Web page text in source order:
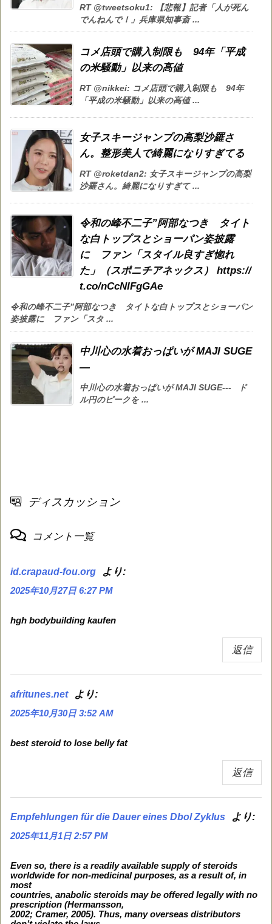
RT @tweetsoku1: 【悲報】記者「人が死ん
でんねんで！」兵庫県知事斎 ...
コメ店頭で購入制限も 94年「平成
の米騒動」以来の高値
RT @nikkei: コメ店頭で購入制限も 94年
「平成の米騒動」以来の高値 ...
女子スキージャンプの高梨沙羅さ
ん。整形美人で綺麗になりすぎてる
RT @roketdan2: 女子スキージャンプの高梨
沙羅さん。綺麗になりすぎて ...
令和の峰不二子”阿部なつき タイト
な白トップスとショーパン姿披露
に ファン「スタイル良すぎ惚れ
た」（スポニチアネックス） https://
t.co/nCcNlFgGAe
令和の峰不二子”阿部なつき タイトな白トップスとショーパン
姿披露に ファン「スタ ...
中川心の水着おっぱいが MAJI SUGE
—
中川心の水着おっぱいが MAJI SUGE--- ド
ル円のピークを ...
ディスカッション
コメント一覧
id.crapaud-fou.org より:
2025年10月27日 6:27 PM
hgh bodybuilding kaufen
返信
afritunes.net より:
2025年10月30日 3:52 AM
best steroid to lose belly fat
返信
Empfehlungen für die Dauer eines Dbol Zyklus より:
2025年11月1日 2:57 PM
Even so, there is a readily available supply of steroids
worldwide for non-medicinal purposes, as a result of, in
most
countries, anabolic steroids may be offered legally with no
prescription (Hermansson,
2002; Cramer, 2005). Thus, many overseas distributors